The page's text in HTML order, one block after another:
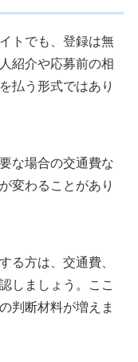
トでも、登録は無
紹介や応募前の相
払う形式ではあり
な場合の交通費な
変わることがあり
る方は、交通費、
しましょう。ここ
判断材料が増えま